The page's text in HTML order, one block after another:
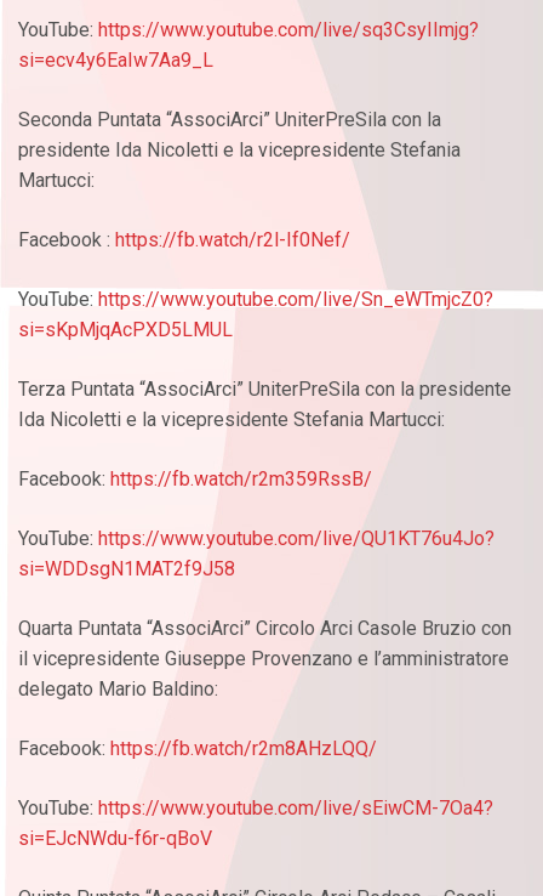
YouTube: https://www.youtube.com/live/sq3CsyIImjg?
si=ecv4y6EaIw7Aa9_L
Seconda Puntata “AssociArci” UniterPreSila con la
presidente Ida Nicoletti e la vicepresidente Stefania
Martucci:
Facebook : https://fb.watch/r2l-If0Nef/
YouTube: https://www.youtube.com/live/Sn_eWTmjcZ0?
si=sKpMjqAcPXD5LMUL
Terza Puntata “AssociArci” UniterPreSila con la presidente
Ida Nicoletti e la vicepresidente Stefania Martucci:
Facebook: https://fb.watch/r2m359RssB/
YouTube: https://www.youtube.com/live/QU1KT76u4Jo?
si=WDDsgN1MAT2f9J58
Quarta Puntata “AssociArci” Circolo Arci Casole Bruzio con
il vicepresidente Giuseppe Provenzano e l’amministratore
delegato Mario Baldino:
Facebook: https://fb.watch/r2m8AHzLQQ/
YouTube: https://www.youtube.com/live/sEiwCM-7Oa4?
si=EJcNWdu-f6r-qBoV